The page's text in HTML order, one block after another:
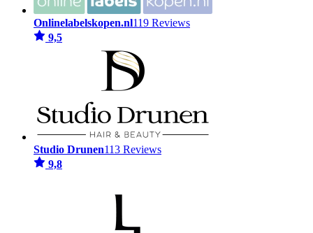
Onlinelabelskopen.nl119 Reviews
9,5
Studio Drunen113 Reviews
9,8